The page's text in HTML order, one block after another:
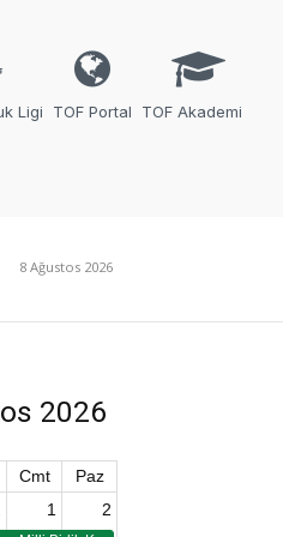
Ligi TOF Portal TOF Akademi
8 Ağustos 2026
2026
Cmt
Paz
1 2